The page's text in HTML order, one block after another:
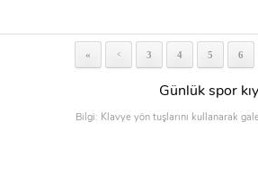
« < 3 4 5 6
Günlük spor
Bilgi: Klavye yön tuşlarını kullanarak